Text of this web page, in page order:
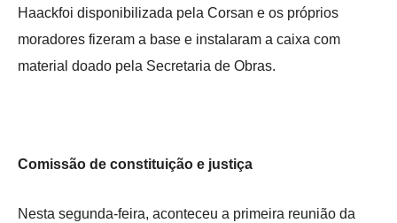
Haackfoi disponibilizada pela Corsan e os próprios
moradores fizeram a base e instalaram a caixa com
material doado pela Secretaria de Obras.
Comissão de constituição e justiça
Nesta segunda-feira, aconteceu a primeira reunião da